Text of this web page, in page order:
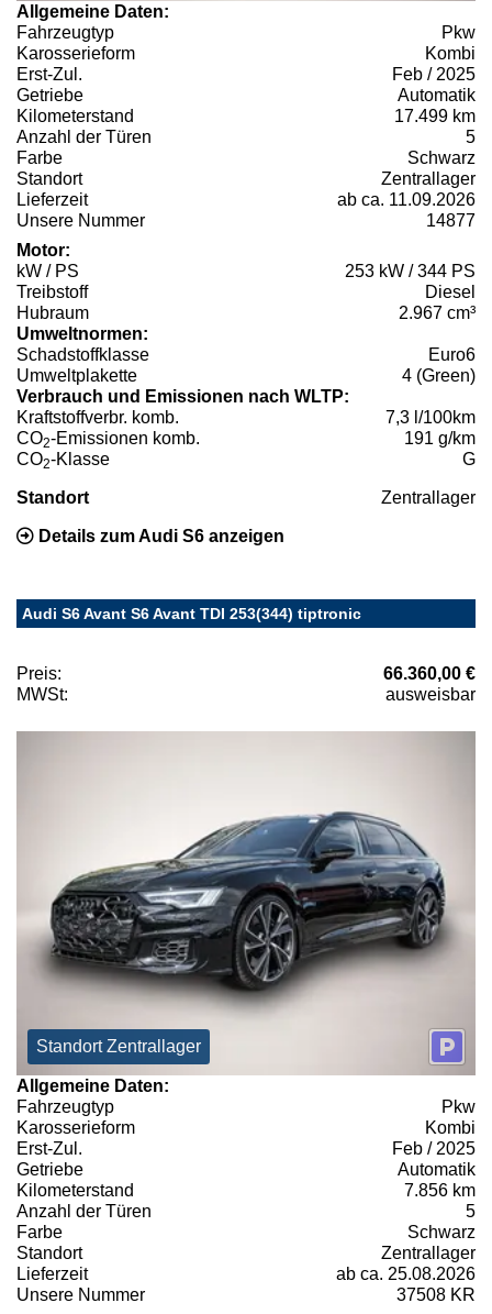
Allgemeine Daten:
Fahrzeugtyp
Pkw
Karosserieform
Kombi
Erst-Zul.
Feb / 2025
Getriebe
Automatik
Kilometerstand
17.499 km
Anzahl der Türen
5
Farbe
Schwarz
Standort
Zentrallager
Lieferzeit
ab ca. 11.09.2026
Unsere Nummer
14877
Motor:
kW / PS
253 kW / 344 PS
Treibstoff
Diesel
Hubraum
2.967 cm³
Umweltnormen:
Schadstoffklasse
Euro6
Umweltplakette
4 (Green)
Verbrauch und Emissionen nach WLTP:
Kraftstoffverbr. komb.
7,3 l/100km
CO2-Emissionen komb.
191 g/km
CO2-Klasse G
Standort Zentrallager
Details zum Audi S6 anzeigen
Audi S6 Avant S6 Avant TDI 253(344) tiptronic
Preis:
66.360,00 €
MWSt:
ausweisbar
Standort Zentrallager
Allgemeine Daten:
Fahrzeugtyp
Pkw
Karosserieform
Kombi
Erst-Zul.
Feb / 2025
Getriebe
Automatik
Kilometerstand
7.856 km
Anzahl der Türen
5
Farbe
Schwarz
Standort
Zentrallager
Lieferzeit
ab ca. 25.08.2026
Unsere Nummer
37508 KR